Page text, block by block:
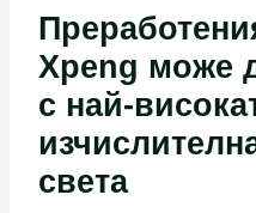
Xpeng може
с най-
света